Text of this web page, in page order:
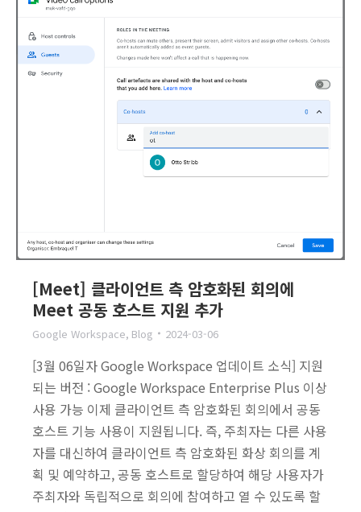
[Meet] 클라이언트 측 암호화된 회의에
Meet 공동 호스트 지원 추가
Google Workspace, Blog 2024-03-06
[3월 06일자 Google Workspace 업데이트 소식] 지원
되는 버전 : Google Workspace Enterprise Plus 이상
사용 가능 이제 클라이언트 측 암호화된 회의에서 공동
호스트 기능 사용이 지원됩니다. 즉, 주최자는 다른 사용
자를 대신하여 클라이언트 측 암호화된 화상 회의를 계
획 및 예약하고, 공동 호스트로 할당하여 해당 사용자가
주최자와 독립적으로 회의에 참여하고 열 수 있도록 할